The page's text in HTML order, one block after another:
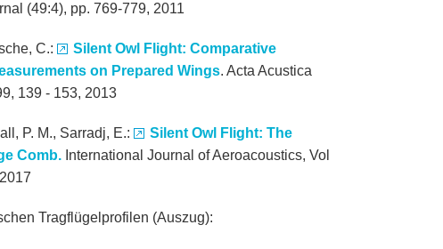
(49:4), pp. 769-779, 2011
C.:
Silent Owl Flight: Comparative
on Prepared Wings. Acta Acustica
139 - 153, 2013
P. M., Sarradj, E.:
Silent Owl Flight: The
Comb. International Journal of Aeroacoustics, Vol
Tragflügelprofilen (Auszug):